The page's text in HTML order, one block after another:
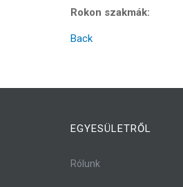
Rokon szakmák:
Back
EGYESÜLETRŐL
Rólunk